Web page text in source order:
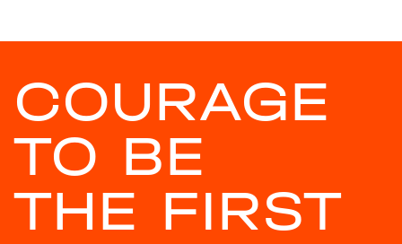
COURAGE
TO BE
THE FIRST